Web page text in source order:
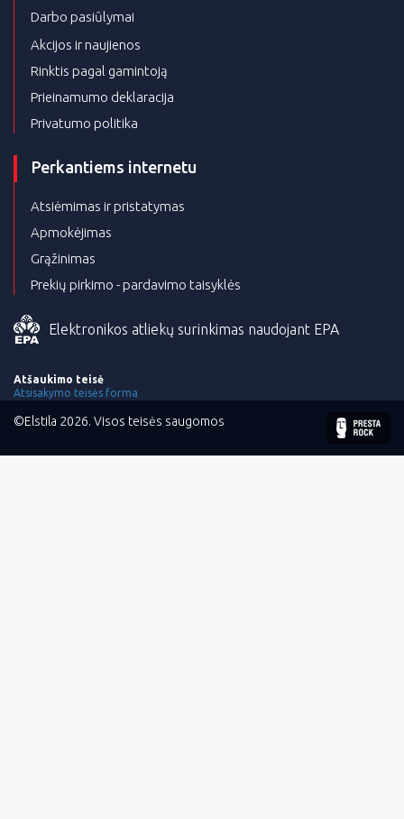
Darbo pasiūlymai
Akcijos ir naujienos
Rinktis pagal gamintoją
Prieinamumo deklaracija
Privatumo politika
Perkantiems internetu
Atsiėmimas ir pristatymas
Apmokėjimas
Grąžinimas
Prekių pirkimo - pardavimo taisyklės
Elektronikos atliekų surinkimas naudojant EPA
Atšaukimo teisė
Atsisakymo teisės forma
©Elstila 2026. Visos teisės saugomos